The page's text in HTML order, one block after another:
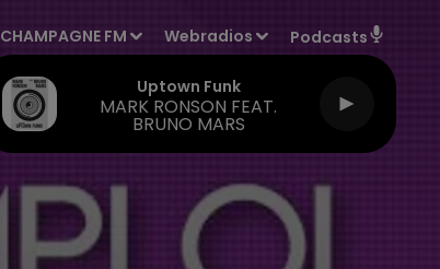
CHAMPAGNE FM Webradios Podcasts
Uptown Funk
MARK RONSON FEAT.
BRUNO MARS